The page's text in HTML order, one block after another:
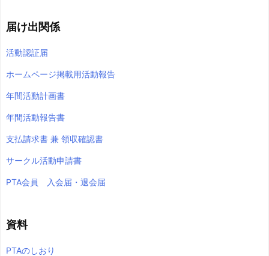
届け出関係
活動認証届
ホームページ掲載用活動報告
年間活動計画書
年間活動報告書
支払請求書 兼 領収確認書
サークル活動申請書
PTA会員 入会届・退会届
資料
PTAのしおり